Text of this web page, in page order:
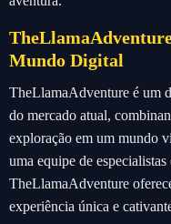
Mundo Digital
TheLlamaAdventure é um
do mercado atual,
exploração em um mundo
uma equipe de
TheLlamaAdventure
experiência única e